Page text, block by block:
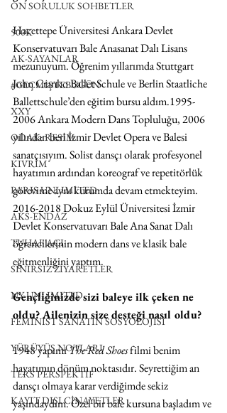
ON SORULUK SOHBETLER
500K
AK-SAYANLAR
#GEÇMİŞTEBUGÜN
XXY
ODAK: RESİM
KIVRIM
PARIS UNLIMITED
AKS-ENDAZ
TUHAF AÇI
SINIRSIZ ZİYARETLER
NY UNLIMITED
FEMİNİST SANATIN SOSYOLOJİSİ
YÜRÜYÜŞ NOTLARI
TERS PERSPEKTİF
KAYIT DIŞI CİNAYETLER
Hacettepe Üniversitesi Ankara Devlet
Konservatuvarı Bale Anasanat Dalı Lisans
mezunuyum. Öğrenim yıllarımda Stuttgart
John Cranko Ballet Schule ve Berlin Staatliche
Ballettschule’den eğitim bursu aldım.1995-
2006 Ankara Modern Dans Topluluğu, 2006
yılından beri İzmir Devlet Opera ve Balesi
sanatçısıyım. Solist dansçı olarak profesyonel
hayatımın ardından koreograf ve repetitörlük
görevime aynı kurumda devam etmekteyim.
2016-2018 Dokuz Eylül Üniversitesi İzmir
Devlet Konservatuvarı Bale Ana Sanat Dalı
öğrencilerinin modern dans ve klasik bale
eğitmenliğini yaptım.
Gençliğinizde sizi baleye ilk çeken ne
oldu? Ailenizin size desteği nasıl oldu?
1948 yapımı The Red Shoes filmi benim
hayatımın dönüm noktasıdır. Seyrettiğim an
dansçı olmaya karar verdiğimde sekiz
yaşındaydım. Özel bir bale kursuna başladım ve